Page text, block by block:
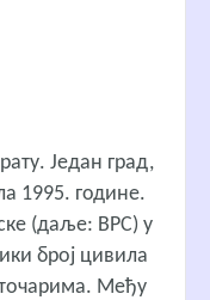
Један град,
1995. године.
(даље: ВРС) у
број цивила
Међу